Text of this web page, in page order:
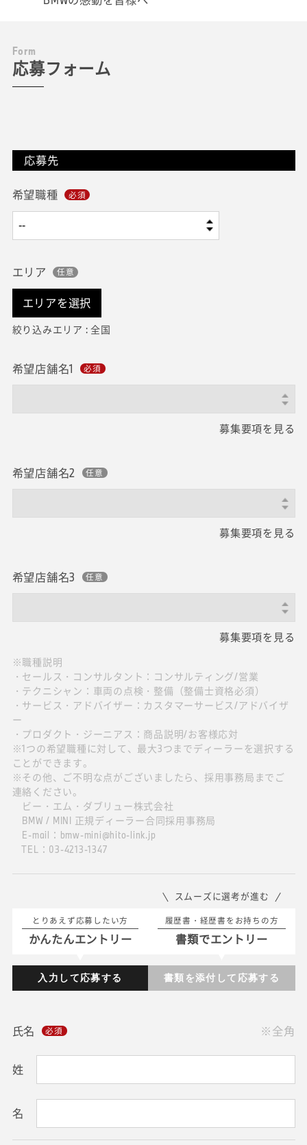
Form
応募フォーム
応募先
希望職種
エリア
エリアを選択
絞り込みエリア : 全国
希望店舗名1
募集要項を見る
希望店舗名2
募集要項を見る
希望店舗名3
募集要項を見る
※職種説明
・セールス・コンサルタント：コンサルティング/営業
・テクニシャン：車両の点検・整備（整備士資格必須）
・サービス・アドバイザー：カスタマーサービス/アドバイザ
ー
・プロダクト・ジーニアス：商品説明/お客様応対
※1つの希望職種に対して、最大3つまでディーラーを選択する
ことができます。
※その他、ご不明な点がございましたら、採用事務局までご
連絡ください。
ビー・エム・ダブリュー株式会社
BMW / MINI 正規ディーラー合同採用事務局
E-mail：bmw-mini@hito-link.jp
TEL：03-4213-1347
とりあえず応募したい方
かんたんエントリー
入力して応募する
スムーズに選考が進む
履歴書・経歴書をお持ちの方
書類でエントリー
書類を添付して応募する
氏名
姓
名
※全角